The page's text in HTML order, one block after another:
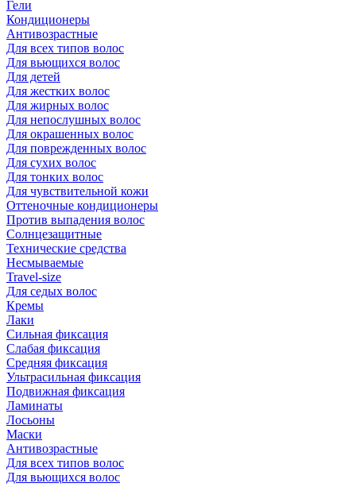
Гели
Кондиционеры
Антивозрастные
Для всех типов волос
Для вьющихся волос
Для детей
Для жестких волос
Для жирных волос
Для непослушных волос
Для окрашенных волос
Для поврежденных волос
Для сухих волос
Для тонких волос
Для чувствительной кожи
Оттеночные кондиционеры
Против выпадения волос
Солнцезащитные
Технические средства
Несмываемые
Travel-size
Для седых волос
Кремы
Лаки
Сильная фиксация
Слабая фиксация
Средняя фиксация
Ультрасильная фиксация
Подвижная фиксация
Ламинаты
Лосьоны
Маски
Антивозрастные
Для всех типов волос
Для вьющихся волос